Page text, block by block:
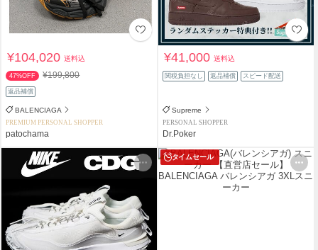
¥104,020送料込
47%OFF ¥199,800
返品補償
BALENCIAGA
PREMIUM PERSONAL SHOPPER
patochama
¥41,000送料込
関税負担なし 返品補償 スピード配送
Supreme
PERSONAL SHOPPER
Dr.Poker
タイムセール